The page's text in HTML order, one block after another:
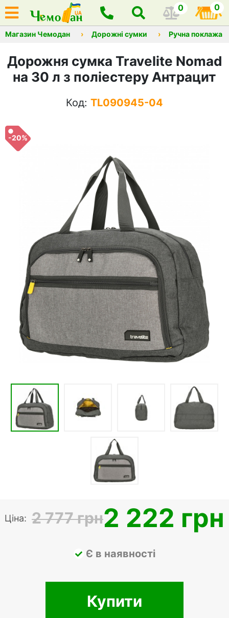
0 0
Магазин Чемодан Дорожні сумки Ручна поклажа
Дорожня сумка Travelite Nomad
на 30 л з поліестеру Антрацит
Код: TL090945-04
-20%
Ціна: 2 777 грн2 222 грн
Є в наявності
Купити